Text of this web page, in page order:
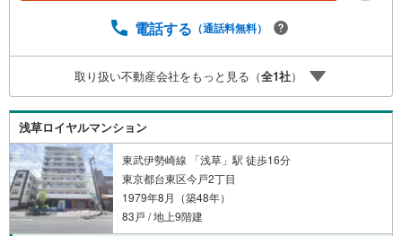
生活」を「未来カレンダー」で見える化します。（2）ご購
ポート」・漠然としたキャッシュフローのグラフ化、効果
的な生命保険の見直し、繰り上げ返済の効果的なタイミン
グなどご提案させて頂きます。■ご案内方法ご自宅へお迎
え・最寄駅等でお待ち合わせ、弊社へのご来社など、ご相
談くださいませ。■お車の無料提携駐車場がございます。
電話する （通話料無料）
取り扱い不動産会社をもっと見る（全1社）
浅草ロイヤルマンション
東武伊勢崎線 「浅草」駅 徒歩16分
東京都台東区今戸2丁目
1979年8月（築48年）
83戸 / 地上9階建